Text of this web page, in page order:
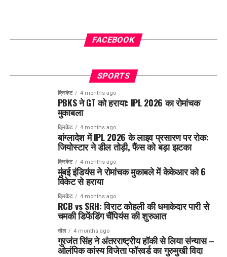
FACEBOOK
SPORTS
क्रिकेट 4 months ago
PBKS ने GT को हराया: IPL 2026 का रोमांचक
मुकाबला
क्रिकेट 4 months ago
बांग्लादेश में IPL 2026 के लाइव प्रसारण पर रोक:
जियोस्टार ने डील तोड़ी, फैंस को बड़ा झटका
क्रिकेट 4 months ago
मुंबई इंडियंस ने रोमांचक मुकाबले में केकेआर को 6
विकेट से हराया
क्रिकेट 4 months ago
RCB vs SRH: विराट कोहली की धमाकेदार पारी से
चमकी डिफेंडिंग चैंपियंस की शुरुआत
खेल 4 months ago
गुरजंत सिंह ने अंतरराष्ट्रीय हॉकी से लिया संन्यास –
ओलंपिक कांस्य विजेता फॉरवर्ड का गुरुमुखी विदा